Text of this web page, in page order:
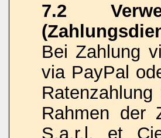
7.2
Bei Zahlung
via PayPal
Rahmen der
S.a.r.l. et